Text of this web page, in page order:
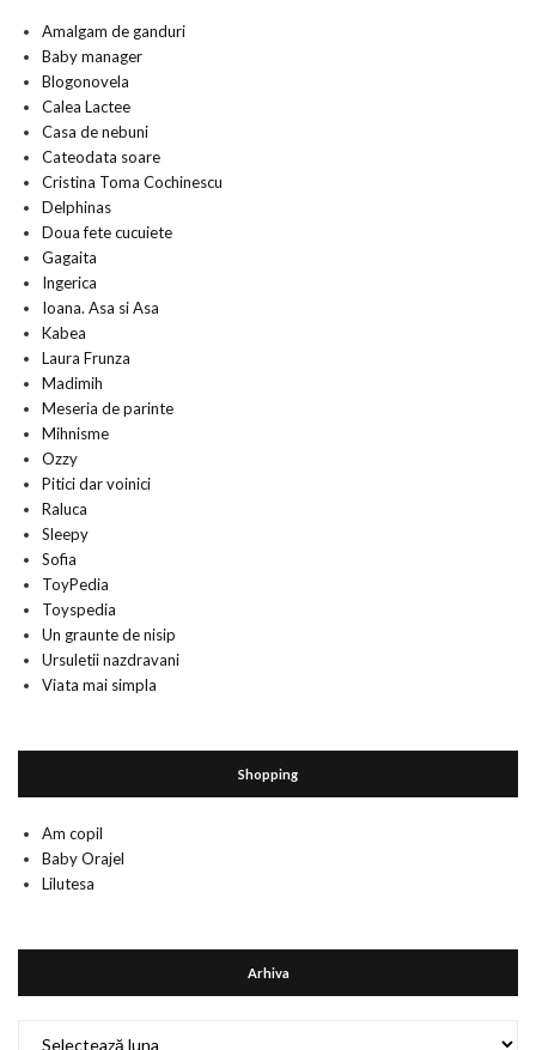
Amalgam de ganduri
Baby manager
Blogonovela
Calea Lactee
Casa de nebuni
Cateodata soare
Cristina Toma Cochinescu
Delphinas
Doua fete cucuiete
Gagaita
Ingerica
Ioana. Asa si Asa
Kabea
Laura Frunza
Madimih
Meseria de parinte
Mihnisme
Ozzy
Pitici dar voinici
Raluca
Sleepy
Sofia
ToyPedia
Toyspedia
Un graunte de nisip
Ursuletii nazdravani
Viata mai simpla
Shopping
Am copil
Baby Orajel
Lilutesa
Arhiva